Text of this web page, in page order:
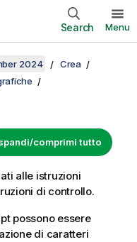
Search Menu
2024
Crea
comprimi tutto
alle istruzioni
di controllo.
possono essere
di caratteri